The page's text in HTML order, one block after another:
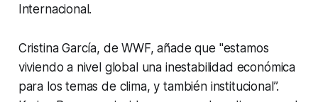
Internacional.
Cristina García, de WWF, añade que "estamos
viviendo a nivel global una inestabilidad económica
para los temas de clima, y también institucional”.